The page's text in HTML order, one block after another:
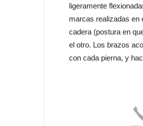
ligeramente
marcas realizadas en
cadera (postura en
el otro. Los brazos
con cada pierna, y